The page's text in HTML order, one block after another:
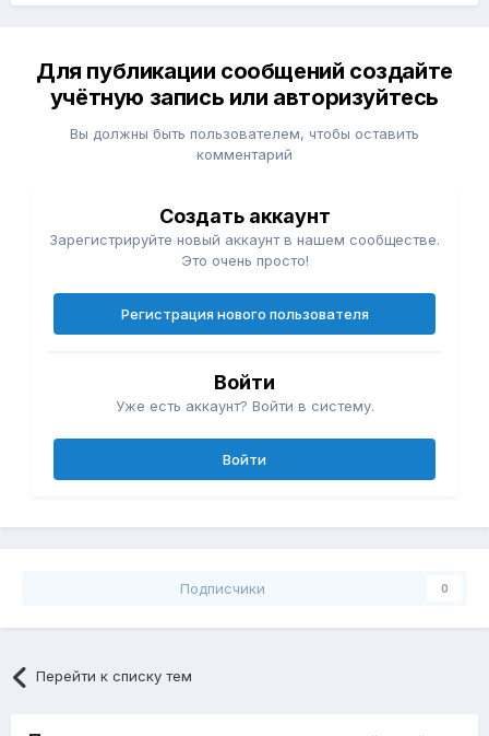
Для публикации сообщений создайте
учётную запись или авторизуйтесь
Вы должны быть пользователем, чтобы оставить
комментарий
Создать аккаунт
Зарегистрируйте новый аккаунт в нашем сообществе.
Это очень просто!
Регистрация нового пользователя
Войти
Уже есть аккаунт? Войти в систему.
Войти
Подписчики 0
Перейти к списку тем